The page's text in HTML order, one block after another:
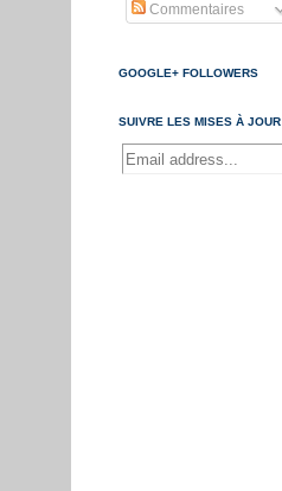
Commentaires
GOOGLE+ FOLLOWERS
SUIVRE LES MISES À JOUR